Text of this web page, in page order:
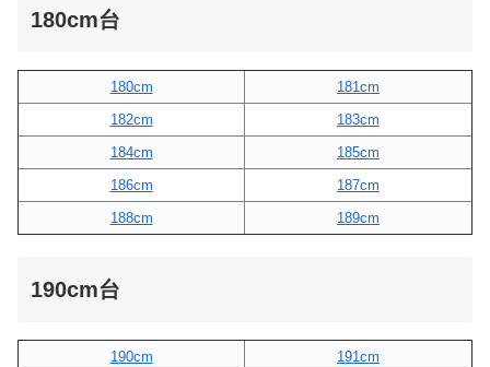
180cm台
180cm
181cm
182cm
183cm
184cm
185cm
186cm
187cm
188cm
189cm
190cm台
190cm
191cm